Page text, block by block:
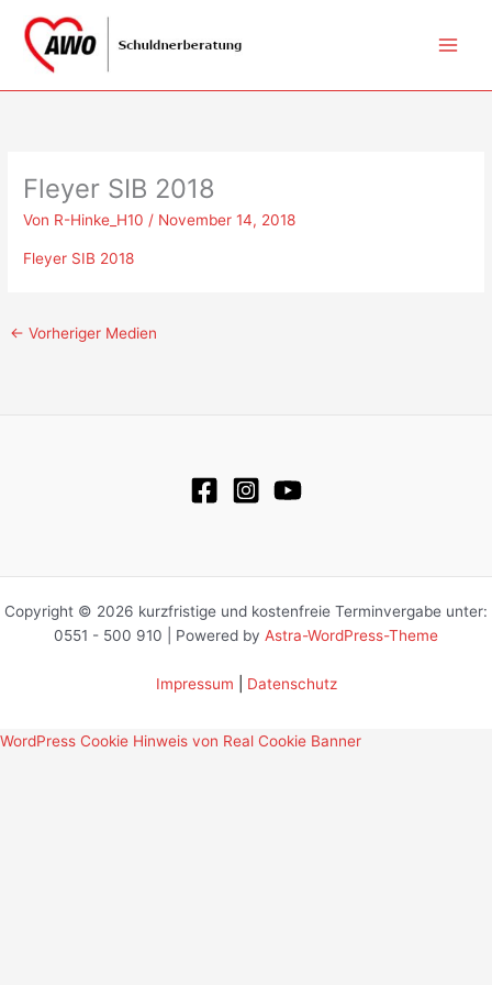
Inhalt
springen
Fleyer SIB 2018
Von R-Hinke_H10 / November 14, 2018
Fleyer SIB 2018
← Vorheriger Medien
Copyright © 2026 kurzfristige und kostenfreie Terminvergabe unter:
0551 - 500 910 | Powered by Astra-WordPress-Theme
Impressum Datenschutz
WordPress Cookie Hinweis von Real Cookie Banner